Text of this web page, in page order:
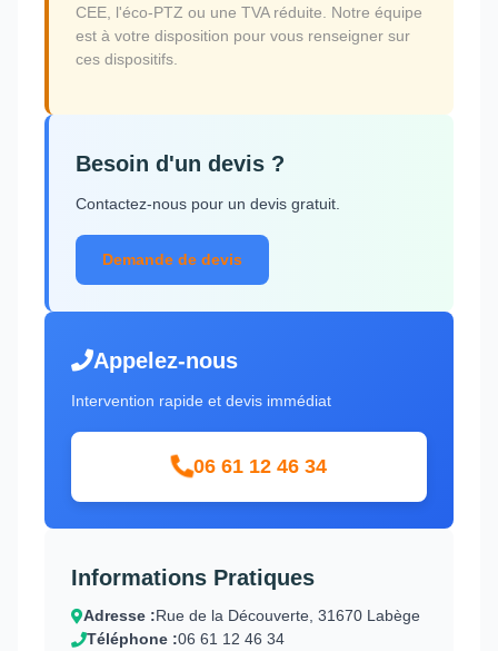
CEE, l'éco-PTZ ou une TVA réduite. Notre équipe
est à votre disposition pour vous renseigner sur
ces dispositifs.
Besoin d'un devis ?
Contactez-nous pour un devis gratuit.
Demande de devis
Appelez-nous
Intervention rapide et devis immédiat
06 61 12 46 34
Informations Pratiques
Adresse :Rue de la Découverte, 31670 Labège
Téléphone :06 61 12 46 34